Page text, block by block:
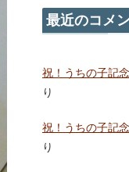
最近のコメ
祝！うちの子記
り
祝！うちの子記
り